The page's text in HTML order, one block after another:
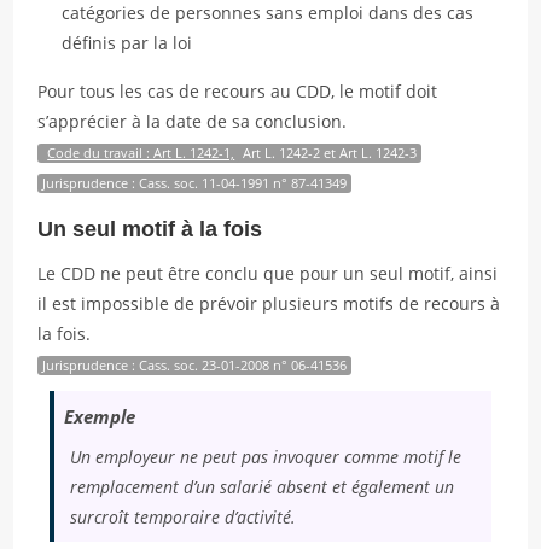
catégories de personnes sans emploi dans des cas
définis par la loi
Pour tous les cas de recours au CDD, le motif doit
s’apprécier à la date de sa conclusion.
Code du travail : Art L. 1242-1, Art L. 1242-2 et Art L. 1242-3
Jurisprudence : Cass. soc. 11-04-1991 n° 87-41349
Un seul motif à la fois
Le CDD ne peut être conclu que pour un seul motif, ainsi
il est impossible de prévoir plusieurs motifs de recours à
la fois.
Jurisprudence : Cass. soc. 23-01-2008 n° 06-41536
Exemple
Un employeur ne peut pas invoquer comme motif le
remplacement d’un salarié absent et également un
surcroît temporaire d’activité.